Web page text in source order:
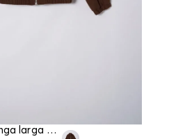
Chaqueta manga larga bomber para girl